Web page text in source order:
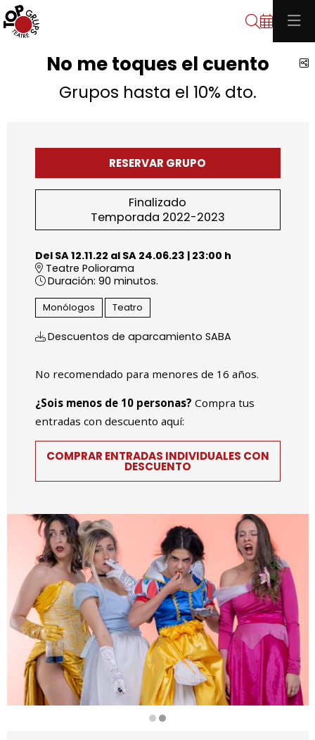
Buscar
No me toques el cuento
Grupos hasta el 10% dto.
RESERVAR GRUPO
Finalizado
Temporada 2022-2023
Del SA 12.11.22 al SA 24.06.23 | 23:00 h
Teatre Poliorama
Duración: 90 minutos.
Monólogos Teatro
Descuentos de aparcamiento SABA
No recomendado para menores de 16 años.
¿Sois menos de 10 personas? Compra tus
entradas con descuento aquí:
COMPRAR ENTRADAS INDIVIDUALES CON
DESCUENTO